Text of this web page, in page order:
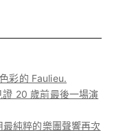
彩的 Faulieu.
證 20 歲前最後一場演
最純粹的樂團聲響再次